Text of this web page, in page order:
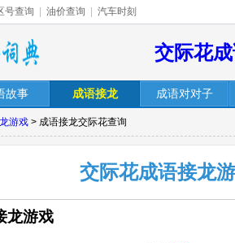
号查询 油价查询 汽车时刻
交际花
故事 成语接龙 成语对对子
游戏 > 成语接龙交际花查询
交际花成语接龙
龙游戏